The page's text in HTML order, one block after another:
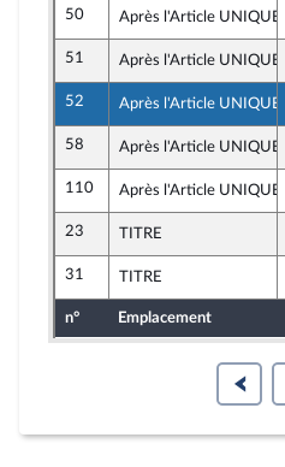
50 Après l'Article UNIQUE
51 Après l'Article UNIQUE
52 Après l'Article UNIQUE
58 Après l'Article UNIQUE
110 Après l'Article UNIQUE
23 TITRE
31 TITRE
n° Emplacement